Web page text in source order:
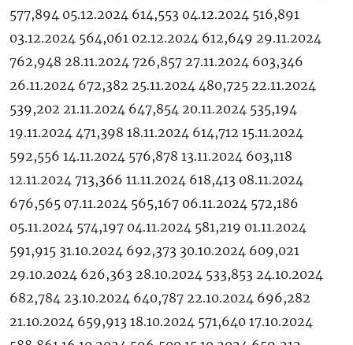
577,894 05.12.2024 614,553 04.12.2024 516,891
03.12.2024 564,061 02.12.2024 612,649 29.11.2024
762,948 28.11.2024 726,857 27.11.2024 603,346
26.11.2024 672,382 25.11.2024 480,725 22.11.2024
539,202 21.11.2024 647,854 20.11.2024 535,194
19.11.2024 471,398 18.11.2024 614,712 15.11.2024
592,556 14.11.2024 576,878 13.11.2024 603,118
12.11.2024 713,366 11.11.2024 618,413 08.11.2024
676,565 07.11.2024 565,167 06.11.2024 572,186
05.11.2024 574,197 04.11.2024 581,219 01.11.2024
591,915 31.10.2024 692,373 30.10.2024 609,021
29.10.2024 626,363 28.10.2024 533,853 24.10.2024
682,784 23.10.2024 640,787 22.10.2024 696,282
21.10.2024 659,913 18.10.2024 571,640 17.10.2024